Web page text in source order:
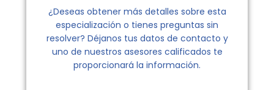
¿Deseas obtener más detalles sobre esta
especialización o tienes preguntas sin
resolver? Déjanos tus datos de contacto y
uno de nuestros asesores calificados te
proporcionará la información.